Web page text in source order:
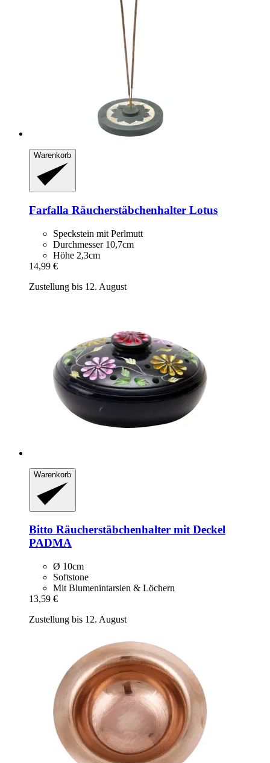
Warenkorb
Farfalla Räucherstäbchenhalter Lotus
Speckstein mit Perlmutt
Durchmesser 10,7cm
Höhe 2,3cm
14,99 €
Zustellung bis 12. August
Warenkorb
Bitto Räucherstäbchenhalter mit Deckel
PADMA
Ø 10cm
Softstone
Mit Blumenintarsien & Löchern
13,59 €
Zustellung bis 12. August